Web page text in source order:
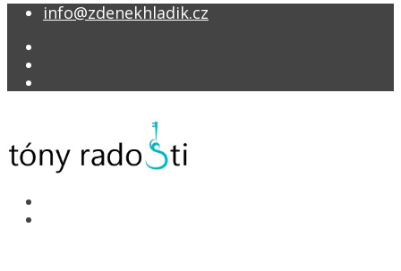
info@zdenekhladik.cz